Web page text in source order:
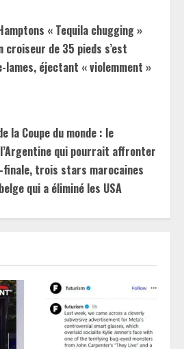
« Tequila chugging »
de 35 pieds s’est
lames, éjectant « violemment »
la Coupe du monde : le
qui pourrait affronter
finale, trois stars marocaines
qui a éliminé les USA